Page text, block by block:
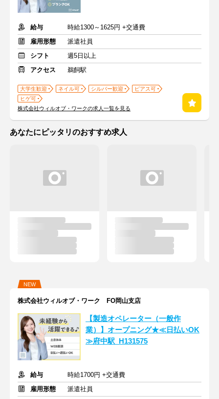
給与
時給1300～1625円 +交通費
雇用形態
派遣社員
シフト
週5日以上
アクセス
鵜飼駅
大学生歓迎 ネイル可 シルバー歓迎
ピアス可
ヒゲ可
株式会社ウィルオブ・ワークの求人一覧を見る
あなたにピッタリのおすすめ求人
NEW
株式会社ウィルオブ・ワーク FO岡山支店
【製造オペレーター（一般作
業）】オープニング★≪日払いOK
≫府中駅_H131575
給与
時給1700円 +交通費
雇用形態
派遣社員